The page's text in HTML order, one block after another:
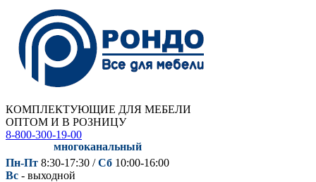
КОМПЛЕКТУЮЩИЕ ДЛЯ МЕБЕЛИ
ОПТОМ И В РОЗНИЦУ
8-800-300-19-00
многоканальный
Пн-Пт 8:30-17:30 /Сб 10:00-16:00
Вс - выходной